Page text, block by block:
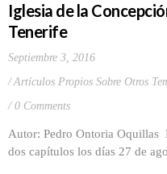
Iglesia de la
Tenerife
Septiembre 3, 2016
Artículos Propios Sobre Otros
0 Comments
Autor: Pedro Ontoria Oquillas
dos capítulos los días 27 de